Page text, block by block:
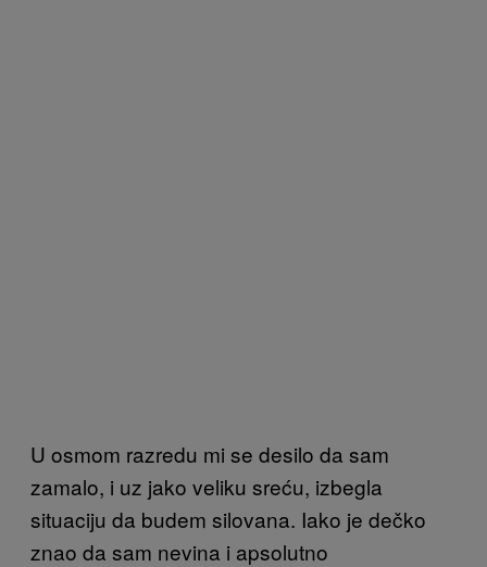
U osmom razredu mi se desilo da sam
zamalo, i uz jako veliku sreću, izbegla
situaciju da budem silovana. Iako je dečko
znao da sam nevina i apsolutno